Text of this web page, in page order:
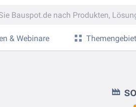
& Webinare